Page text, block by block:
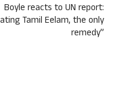
Boyle reacts to UN report:
Tamil Eelam, the only
remedy”